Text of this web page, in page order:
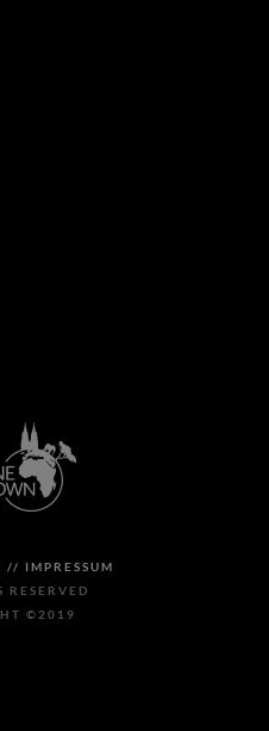
// IMPRESSUM
RESERVED
©2019